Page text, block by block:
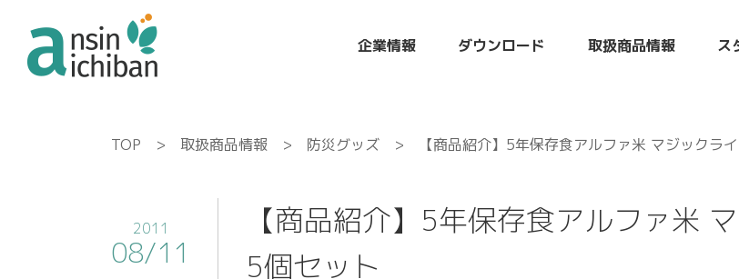
企業情報 ダウンロード 取扱商品情報 ス
TOP > 取扱商品情報 > 防災グッズ > 【商品紹介】5年保存食アルファ米 マジックラ
2011
08/11
【商品紹介】5年保存食アルファ米
5個セット